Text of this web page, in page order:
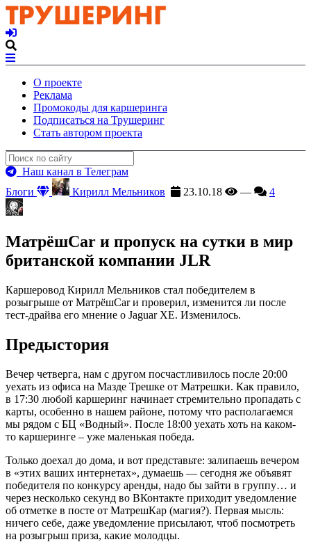
О проекте
Реклама
Промокоды для каршеринга
Подписаться на Трушеринг
Стать автором проекта
Наш канал в Телеграм
Блоги
Кирилл Мельников 23.10.18 — 4
МатрёшCar и пропуск на сутки в мир
британской компании JLR
Каршеровод Кирилл Мельников стал победителем в
розыгрыше от МатрёшCar и проверил, изменится ли после
тест-драйва его мнение о Jaguar XE. Изменилось.
Предыстория
Вечер четверга, нам с другом посчастливилось после 20:00
уехать из офиса на Мазде Трешке от Матрешки. Как правило,
в 17:30 любой каршеринг начинает стремительно пропадать с
карты, особенно в нашем районе, потому что располагаемся
мы рядом с БЦ «Водный». После 18:00 уехать хоть на каком-
то каршеринге – уже маленькая победа.
Только доехал до дома, и вот представьте: залипаешь вечером
в «этих ваших интернетах», думаешь — сегодня же объявят
победителя по конкурсу аренды, надо бы зайти в группу… и
через несколько секунд во ВКонтакте приходит уведомление
об отметке в посте от МатрешКар (магия?). Первая мысль:
ничего себе, даже уведомление присылают, чтоб посмотреть
на розыгрыш приза, какие молодцы.